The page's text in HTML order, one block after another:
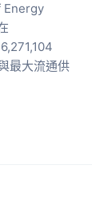
Energy
最大流通供